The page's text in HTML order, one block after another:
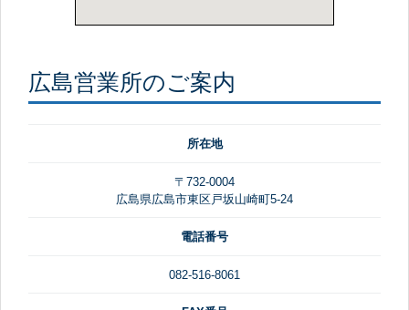
広島営業所のご案内
所在地
〒732-0004
広島県広島市東区戸坂山崎町5-24
電話番号
082-516-8061